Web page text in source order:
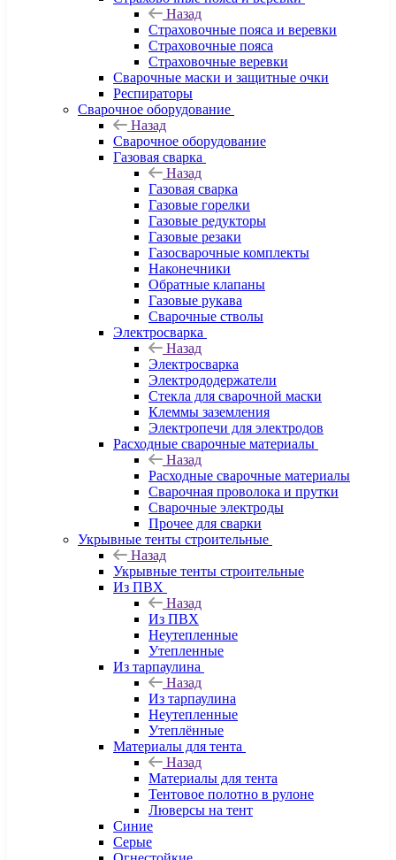
Назад
Страховочные пояса и веревки
Страховочные пояса
Страховочные веревки
Сварочные маски и защитные очки
Респираторы
Сварочное оборудование
Назад
Сварочное оборудование
Газовая сварка
Назад
Газовая сварка
Газовые горелки
Газовые редукторы
Газовые резаки
Газосварочные комплекты
Наконечники
Обратные клапаны
Газовые рукава
Сварочные стволы
Электросварка
Назад
Электросварка
Электрододержатели
Стекла для сварочной маски
Клеммы заземления
Электропечи для электродов
Расходные сварочные материалы
Назад
Расходные сварочные материалы
Сварочная проволока и прутки
Сварочные электроды
Прочее для сварки
Укрывные тенты строительные
Назад
Укрывные тенты строительные
Из ПВХ
Назад
Из ПВХ
Неутепленные
Утепленные
Из тарпаулина
Назад
Из тарпаулина
Неутепленные
Утеплённые
Материалы для тента
Назад
Материалы для тента
Тентовое полотно в рулоне
Люверсы на тент
Синие
Серые